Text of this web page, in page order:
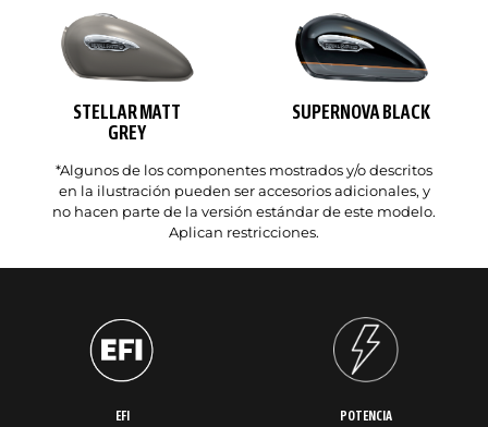
STELLAR MATT
GREY
SUPERNOVA BLACK
*Algunos de los componentes mostrados y/o descritos
en la ilustración pueden ser accesorios adicionales, y
no hacen parte de la versión estándar de este modelo.
Aplican restricciones.
EFI POTENCIA